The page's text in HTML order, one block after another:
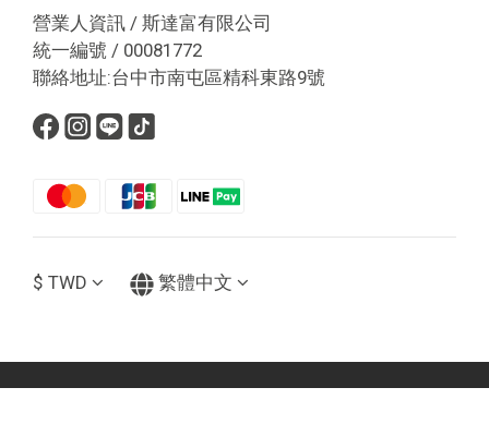
營業人資訊 / 斯達富有限公司
統一編號 / 00081772
聯絡地址:台中市南屯區精科東路9號
$ TWD 繁體中文